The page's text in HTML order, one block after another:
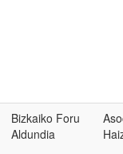
Bizkaiko Foru
Aldundia